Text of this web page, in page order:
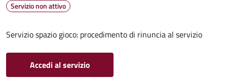
Servizio non attivo
Servizio spazio gioco: procedimento di rinuncia al servizio
Accedi al servizio